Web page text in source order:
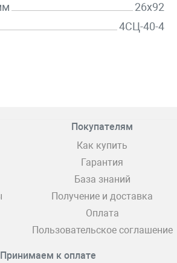
26х92
4СЦ-40-4
Покупателям
Как купить
Гарантия
База знаний
Получение и доставка
Оплата
Пользовательское соглашение
Принимаем к оплате